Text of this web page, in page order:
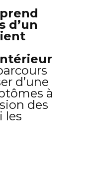
d’un
d’une
à
des
les